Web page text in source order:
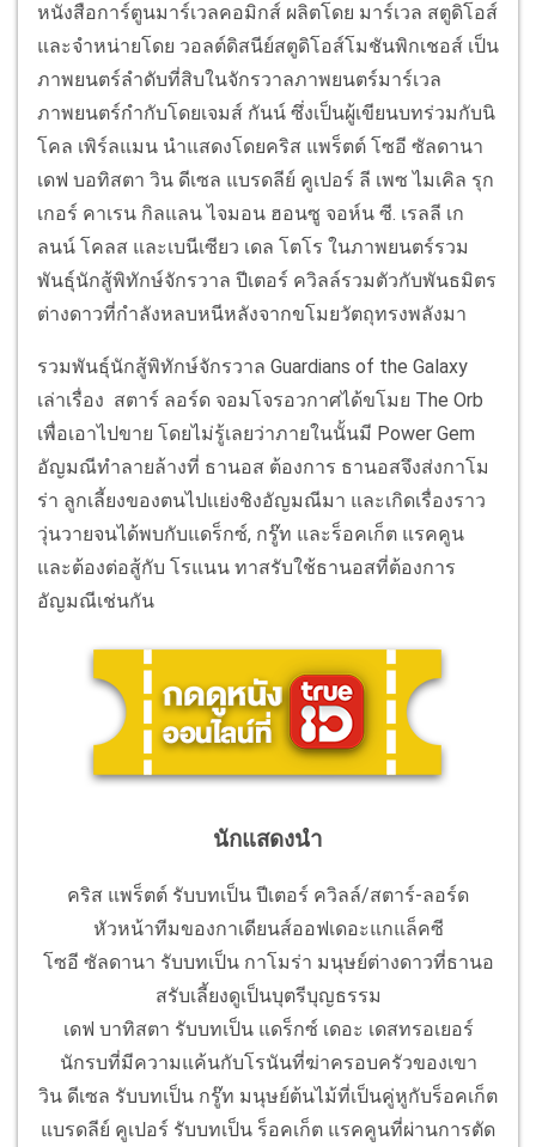
หนังสือการ์ตูนมาร์เวลคอมิกส์ ผลิตโดย มาร์เวล สตูดิโอส์
และจำหน่ายโดย วอลต์ดิสนีย์สตูดิโอส์โมชันพิกเชอส์ เป็น
ภาพยนตร์ลำดับที่สิบในจักรวาลภาพยนตร์มาร์เวล
ภาพยนตร์กำกับโดยเจมส์ กันน์ ซึ่งเป็นผู้เขียนบทร่วมกับนิ
โคล เพิร์ลแมน นำแสดงโดยคริส แพร็ตต์ โซอี ซัลดานา
เดฟ บอทิสตา วิน ดีเซล แบรดลีย์ คูเปอร์ ลี เพซ ไมเคิล รุก
เกอร์ คาเรน กิลแลน ไจมอน ฮอนซู จอห์น ซี. เรลลี เก
ลนน์ โคลส และเบนีเซียว เดล โตโร ในภาพยนตร์รวม
พันธุ์นักสู้พิทักษ์จักรวาล ปีเตอร์ ควิลล์รวมตัวกับพันธมิตร
ต่างดาวที่กำลังหลบหนีหลังจากขโมยวัตถุทรงพลังมา
รวมพันธุ์นักสู้พิทักษ์จักรวาล Guardians of the Galaxy
เล่าเรื่อง สตาร์ ลอร์ด จอมโจรอวกาศได้ขโมย The Orb
เพื่อเอาไปขาย โดยไม่รู้เลยว่าภายในนั้นมี Power Gem
อัญมณีทำลายล้างที่ ธานอส ต้องการ ธานอสจึงส่งกาโม
ร่า ลูกเลี้ยงของตนไปเเย่งชิงอัญมณีมา และเกิดเรื่องราว
วุ่นวายจนได้พบกับแดร็กซ์, กรู๊ท และร็อคเก็ต แรคคูน
และต้องต่อสู้กับ โรแนน ทาสรับใช้ธานอสที่ต้องการ
อัญมณีเช่นกัน
นักแสดงนำ
คริส แพร็ตต์ รับบทเป็น ปีเตอร์ ควิลล์/สตาร์-ลอร์ด
หัวหน้าทีมของกาเดียนส์ออฟเดอะแกแล็คซี
โซอี ซัลดานา รับบทเป็น กาโมร่า มนุษย์ต่างดาวที่ธานอ
สรับเลี้ยงดูเป็นบุตรีบุญธรรม
เดฟ บาทิสตา รับบทเป็น แดร็กซ์ เดอะ เดสทรอเยอร์
นักรบที่มีความแค้นกับโรนันที่ฆ่าครอบครัวของเขา
วิน ดีเซล รับบทเป็น กรู๊ท มนุษย์ต้นไม้ที่เป็นคู่หูกับร็อคเก็ต
แบรดลีย์ คูเปอร์ รับบทเป็น ร็อคเก็ต แรคคูนที่ผ่านการตัด